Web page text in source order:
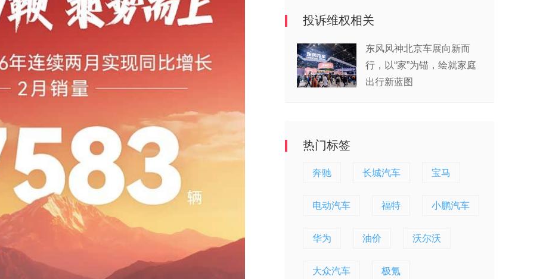
投诉维权相关
东风风神北京车展向新而
行，以“家”为锚，绘就家庭
出行新蓝图
热门标签
奔驰 长城汽车 宝马
电动汽车 福特 小鹏汽车
华为 油价 沃尔沃
大众汽车 极氪